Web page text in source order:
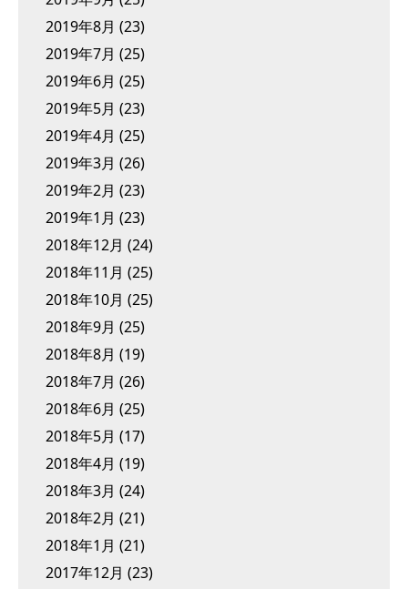
2019年8月 (23)
2019年7月 (25)
2019年6月 (25)
2019年5月 (23)
2019年4月 (25)
2019年3月 (26)
2019年2月 (23)
2019年1月 (23)
2018年12月 (24)
2018年11月 (25)
2018年10月 (25)
2018年9月 (25)
2018年8月 (19)
2018年7月 (26)
2018年6月 (25)
2018年5月 (17)
2018年4月 (19)
2018年3月 (24)
2018年2月 (21)
2018年1月 (21)
2017年12月 (23)